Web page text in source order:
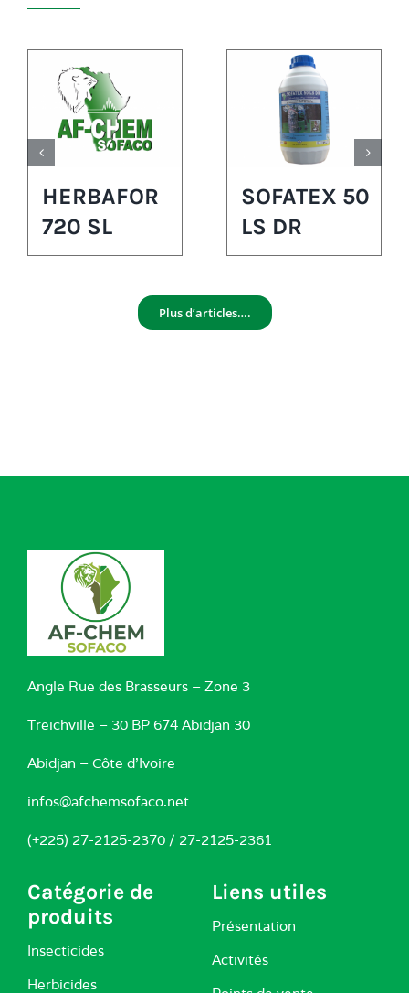
HERBAFOR
720 SL
SOFATEX 50
LS DR
Plus d’articles….
Angle Rue des Brasseurs – Zone 3
Treichville – 30 BP 674 Abidjan 30
Abidjan – Côte d’Ivoire
infos@afchemsofaco.net
(+225) 27-2125-2370 / 27-2125-2361
Catégorie de
produits
Insecticides
Herbicides
Liens utiles
Présentation
Activités